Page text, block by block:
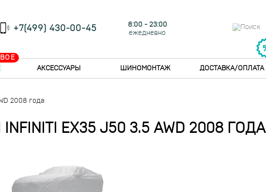
+7(499) 430-00-45
8:00 - 23:00
ежедневно
АКСЕССУАРЫ ШИНОМОНТАЖ ДОСТАВКА/ОПЛАТА
2008 года
EX35 J50 3.5 AWD 2008 ГОДА